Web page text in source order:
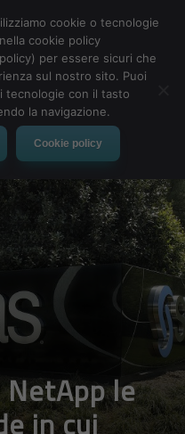
NetApp le
in cui
cookie o tecnologie
cookie policy
per essere sicuri che
sul nostro sito. Puoi
tecnologie con il tasto
la navigazione.
Cookie policy